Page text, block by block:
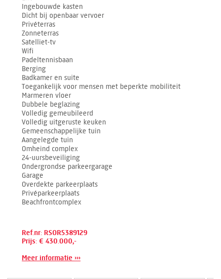
Ingebouwde kasten
Dicht bij openbaar vervoer
Privéterras
Zonneterras
Satelliet-tv
Wifi
Padeltennisbaan
Berging
Badkamer en suite
Toegankelijk voor mensen met beperkte mobiliteit
Marmeren vloer
Dubbele beglazing
Volledig gemeubileerd
Volledig uitgeruste keuken
Gemeenschappelijke tuin
Aangelegde tuin
Omheind complex
24-uursbeveiliging
Ondergrondse parkeergarage
Garage
Overdekte parkeerplaats
Privéparkeerplaats
Beachfrontcomplex
Ref.nr: RSOR5389129
Prijs: € 430.000,-
Meer informatie ›››